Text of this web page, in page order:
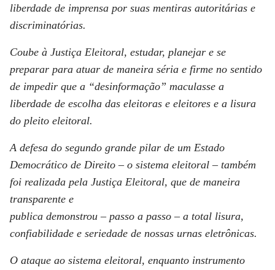
liberdade de imprensa por suas mentiras autoritárias e
discriminatórias.
Coube à Justiça Eleitoral, estudar, planejar e se
preparar para atuar de maneira séria e firme no sentido
de impedir que a “desinformação” maculasse a
liberdade de escolha das eleitoras e eleitores e a lisura
do pleito eleitoral.
A defesa do segundo grande pilar de um Estado
Democrático de Direito – o sistema eleitoral – também
foi realizada pela Justiça Eleitoral, que de maneira
transparente e
publica demonstrou – passo a passo – a total lisura,
confiabilidade e seriedade de nossas urnas eletrônicas.
O ataque ao sistema eleitoral, enquanto instrumento